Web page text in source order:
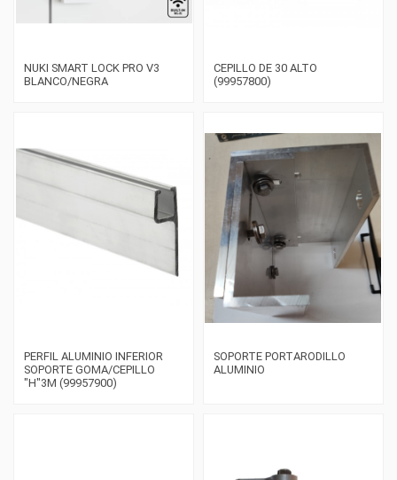
NUKI SMART LOCK PRO V3
BLANCO/NEGRA
CEPILLO DE 30 ALTO
(99957800)
PERFIL ALUMINIO INFERIOR
SOPORTE GOMA/CEPILLO
"H"3M (99957900)
SOPORTE PORTARODILLO
ALUMINIO